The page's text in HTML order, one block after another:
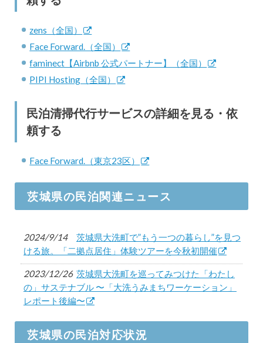
zens（全国）
Face Forward.（全国）
faminect【Airbnb 公式パートナー】（全国）
PIPI Hosting（全国）
民泊清掃代行サービスの詳細を見る・依
頼する
Face Forward.（東京23区）
茨城県の民泊関連ニュース
2024/9/14
茨城県大洗町で”もう一つの暮らし”を見つ
ける旅。「二拠点居住」体験ツアーを今秋初開催
2023/12/26 茨城県大洗町を巡ってみつけた「わたし
の」サステナブル 〜「大洗うみまちワーケーション」
レポート後編〜
2023/12/26 茨城県大洗町を巡ってみつけた「わたし
の」サステナブル 〜「大洗うみまちワーケーション」
茨城県の民泊対応状況